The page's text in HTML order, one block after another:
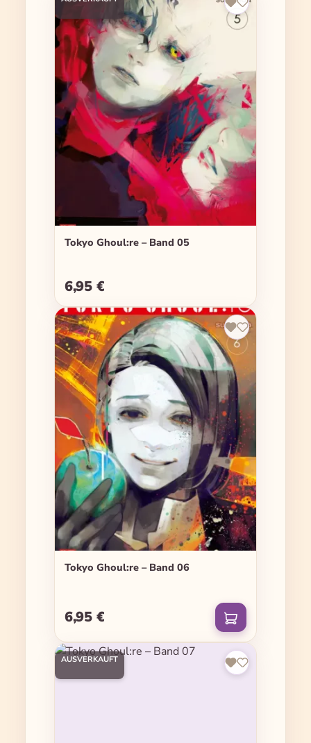
Tokyo Ghoul:re – Band 05
Regulärer Preis:
6,95 €
Tokyo Ghoul:re – Band 06
Regulärer Preis:
6,95 €
AUSVERKAUFT